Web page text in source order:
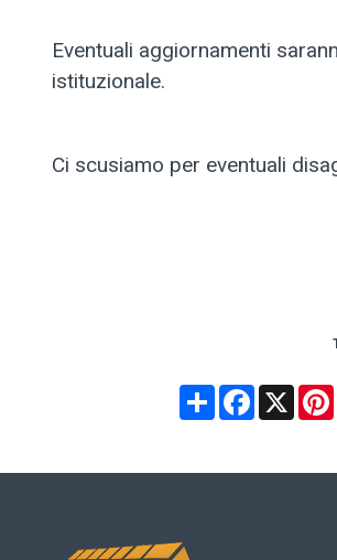
Eventuali aggiornamenti
istituzionale.
Ci scusiamo per eventuali
Share X